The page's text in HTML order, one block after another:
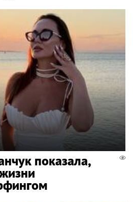
показала,